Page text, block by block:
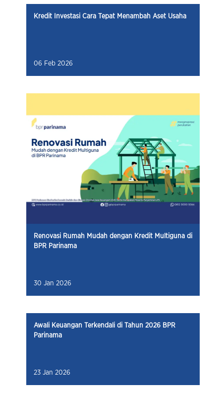
Kredit Investasi Cara Tepat Menambah Aset Usaha
06 Feb 2026
Renovasi Rumah Mudah dengan Kredit Multiguna di
BPR Parinama
30 Jan 2026
Awali Keuangan Terkendali di Tahun 2026 BPR
Parinama
23 Jan 2026